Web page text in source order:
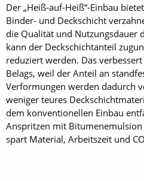
Der „Heiß-auf-Heiß“-Einbau
Binder- und Deckschicht
die Qualität und Nutzungsdauer
kann der Deckschichtanteil
reduziert werden. Das
Belags, weil der Anteil an
Verformungen werden dadurch
weniger teures
dem konventionellen Einbau
Anspritzen mit Bitumenemulsion
spart Material, Arbeitszeit und